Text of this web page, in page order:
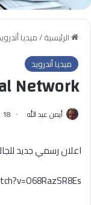
الرئيسية/ميديا
ميديا أندرويد
Network
أيمن عبد الله 18 ديسمبر, 2012
اعلان رسمي جديد